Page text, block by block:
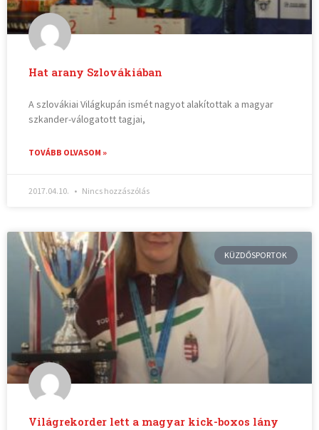
Hat arany Szlovákiában
A szlovákiai Világkupán ismét nagyot alakítottak a magyar
szkander-válogatott tagjai,
TOVÁBB OLVASOM »
2017.04.10. Nincs hozzászólás
KÜZDŐSPORTOK
Világrekorder lett a magyar kick-boxos lány